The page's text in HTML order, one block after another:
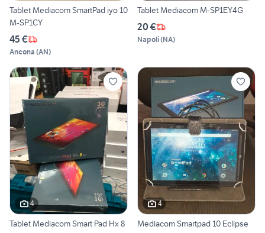
Tablet Mediacom SmartPad iyo 10
M-SP1CY
45 €
Ancona (AN)
Tablet Mediacom M-SP1EY4G
20 €
Napoli(NA)
4
Tablet Mediacom Smart Pad Hx 8
4
Mediacom Smartpad 10 Eclipse